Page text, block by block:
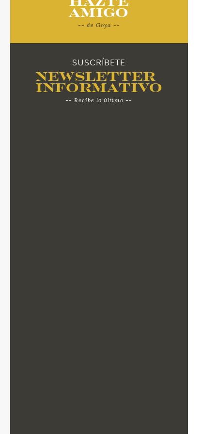
Amigo
-- de Goya --
SUSCRÍBETE
Newsletter
Informativo
-- Recibe lo último --